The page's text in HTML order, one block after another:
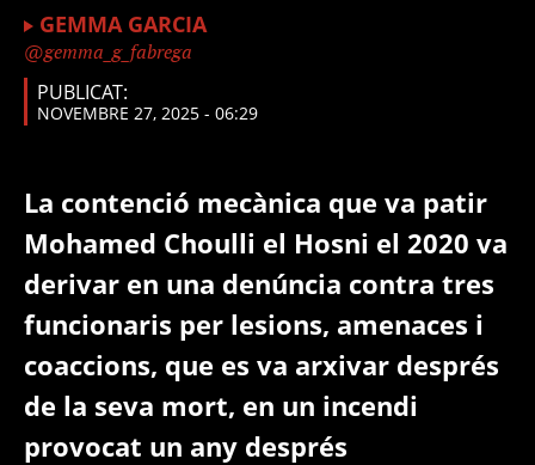
GEMMA GARCIA
gemma_g_fabrega
PUBLICAT:
NOVEMBRE 27, 2025 - 06:29
La contenció mecànica que va patir
Mohamed Choulli el Hosni el 2020 va
derivar en una denúncia contra tres
funcionaris per lesions, amenaces i
coaccions, que es va arxivar després
de la seva mort, en un incendi
provocat un any després